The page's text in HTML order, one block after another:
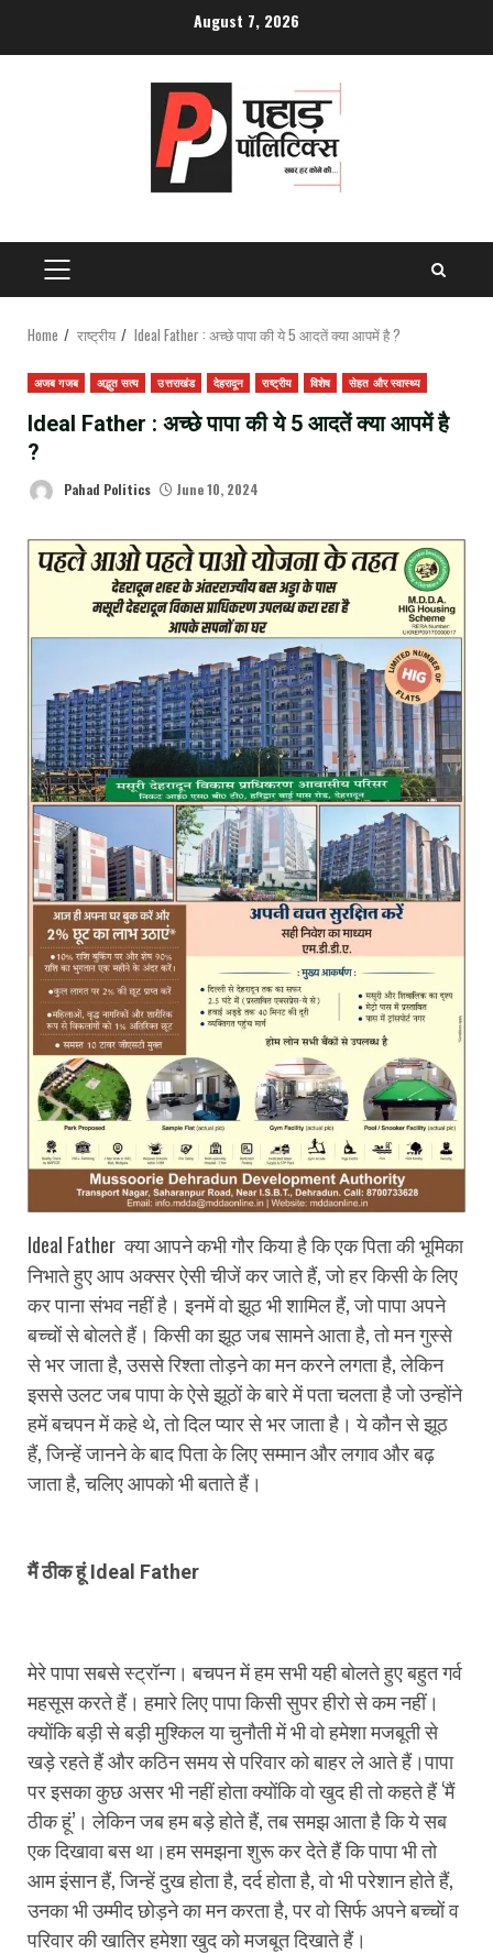
August 7, 2026
PRIMARY
MENU
Home राष्ट्रीय Ideal Father : अच्छे पापा की ये 5 आदतें क्या आपमें है ?
अजब गजब अद्भुत सत्य उत्तराखंड देहरादून राष्ट्रीय विशेष सेहत और स्वास्थ्य
Ideal Father : अच्छे पापा की ये 5 आदतें क्या आपमें है
?
Pahad Politics June 10, 2024
Ideal Father क्या आपने कभी गौर किया है कि एक पिता की भूमिका
निभाते हुए आप अक्सर ऐसी चीजें कर जाते हैं, जो हर किसी के लिए
कर पाना संभव नहीं है। इनमें वो झूठ भी शामिल हैं, जो पापा अपने
बच्चों से बोलते हैं। किसी का झूठ जब सामने आता है, तो मन गुस्से
से भर जाता है, उससे रिश्ता तोड़ने का मन करने लगता है, लेकिन
इससे उलट जब पापा के ऐसे झूठों के बारे में पता चलता है जो उन्होंने
हमें बचपन में कहे थे, तो दिल प्यार से भर जाता है। ये कौन से झूठ
हैं, जिन्हें जानने के बाद पिता के लिए सम्मान और लगाव और बढ़
जाता है, चलिए आपको भी बताते हैं।
मैं ठीक हूं Ideal Father
मेरे पापा सबसे स्ट्रॉन्ग। बचपन में हम सभी यही बोलते हुए बहुत गर्व
महसूस करते हैं। हमारे लिए पापा किसी सुपर हीरो से कम नहीं।
क्योंकि बड़ी से बड़ी मुश्किल या चुनौती में भी वो हमेशा मजबूती से
खड़े रहते हैं और कठिन समय से परिवार को बाहर ले आते हैं।पापा
पर इसका कुछ असर भी नहीं होता क्योंकि वो खुद ही तो कहते हैं ‘मैं
ठीक हूं’। लेकिन जब हम बड़े होते हैं, तब समझ आता है कि ये सब
एक दिखावा बस था।हम समझना शुरू कर देते हैं कि पापा भी तो
आम इंसान हैं, जिन्हें दुख होता है, दर्द होता है, वो भी परेशान होते हैं,
उनका भी उम्मीद छोड़ने का मन करता है, पर वो सिर्फ अपने बच्चों व
परिवार की खातिर हमेशा खुद को मजबूत दिखाते हैं।